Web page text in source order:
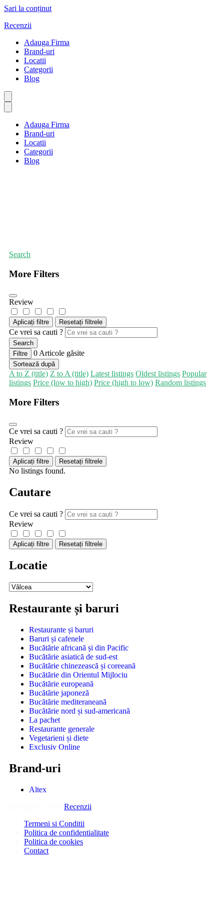
Sari la conținut
Recenzii
Adauga Firma
Brand-uri
Locatii
Categorii
Blog
Adauga Firma
Brand-uri
Locatii
Categorii
Blog
Search
More Filters
Review
Aplicați filtre Resetați filtrele
Ce vrei sa cauti ?
Search
Filtre
0 Articole găsite
Sortează după
A to Z (title) Z to A (title) Latest listings Oldest listings Popular
listings Price (low to high) Price (high to low) Random listings
More Filters
Ce vrei sa cauti ?
Review
Aplicați filtre Resetați filtrele
No listings found.
Cautare
Ce vrei sa cauti ?
Review
Aplicați filtre Resetați filtrele
Locatie
Restaurante și baruri
Restaurante și baruri
Baruri și cafenele
Bucătărie africană și din Pacific
Bucătărie asiatică de sud-est
Bucătărie chinezească și coreeană
Bucătărie din Orientul Mijlociu
Bucătărie europeană
Bucătărie japoneză
Bucătărie mediteraneană
Bucătărie nord și sud-americană
La pachet
Restaurante generale
Vegetarieni și diete
Exclusiv Online
Brand-uri
Altex
Recenzii
Termeni si Conditii
Politica de confidentialitate
Politica de cookies
Contact